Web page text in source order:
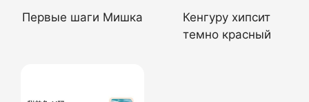
Первые шаги Мишка
Кенгуру хипсит
темно красный